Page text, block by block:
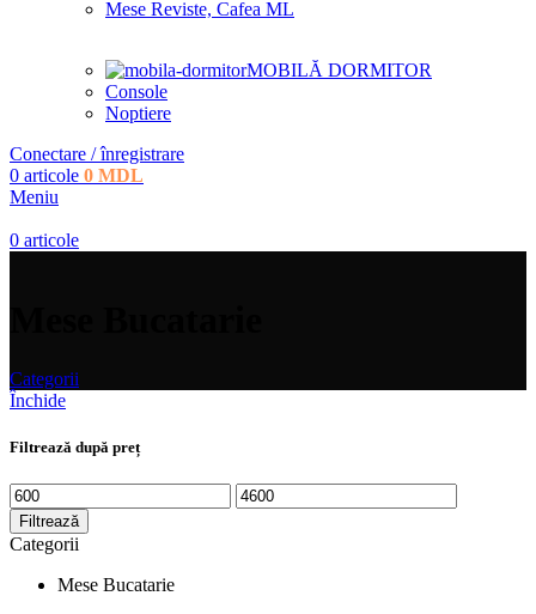
Mese Reviste, Cafea ML
MOBILĂ DORMITOR
Console
Noptiere
Conectare / înregistrare
0 articole 0 MDL
Meniu
0 articole
Categorii
Închide
Filtrează după preț
Preț
minim
Preț
maxim
Filtrează
Categorii
Mese Bucatarie